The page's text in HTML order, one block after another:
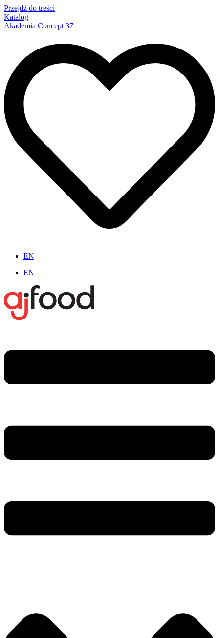
Przejdź do treści
Katalog
Akademia Concept 37
EN
EN